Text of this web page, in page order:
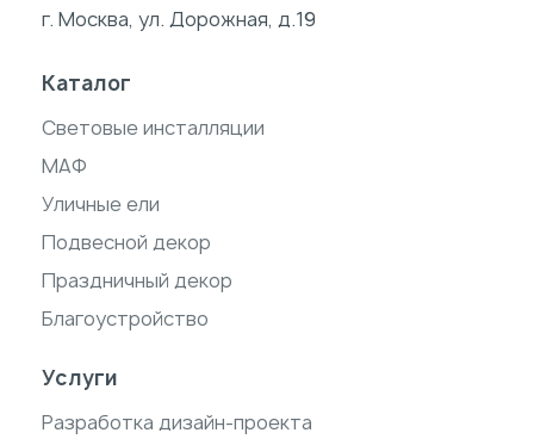
г. Москва, ул. Дорожная, д.19
Каталог
Световые инсталляции
МАФ
Уличные ели
Подвесной декор
Праздничный декор
Благоустройство
Услуги
Разработка дизайн-проекта